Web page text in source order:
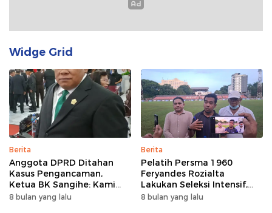
Widge Grid
Berita
Anggota DPRD Ditahan
Kasus Pengancaman,
Ketua BK Sangihe: Kami
Prihatin, Tapi Hormati
8 bulan yang lalu
Berita
Pelatih Persma 1960
Feryandes Rozialta
Lakukan Seleksi Intensif,
Cari Pemain Cepat
8 bulan yang lalu